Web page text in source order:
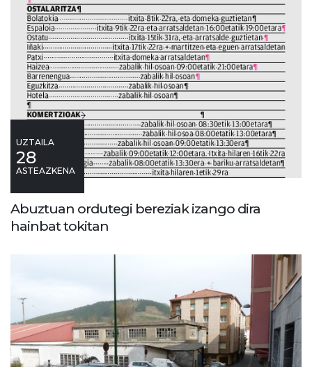
UZTAILA
28
ASTEAZKENA
Abuztuan ordutegi bereziak izango dira
hainbat tokitan